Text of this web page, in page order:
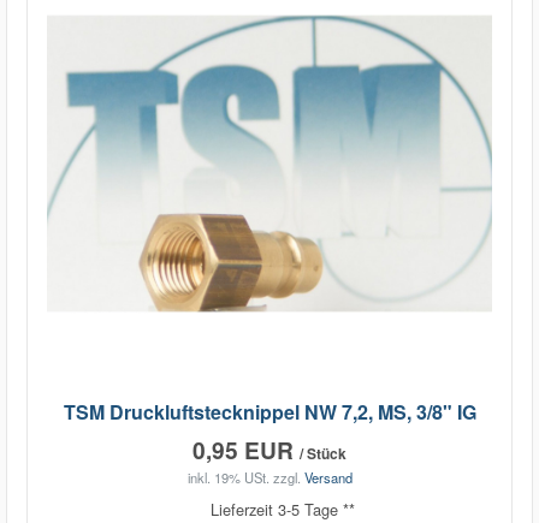
TSM Druckluftstecknippel NW 7,2, MS, 3/8" IG
0,95 EUR / Stück
inkl. 19% USt. zzgl. Versand
Lieferzeit 3-5 Tage **